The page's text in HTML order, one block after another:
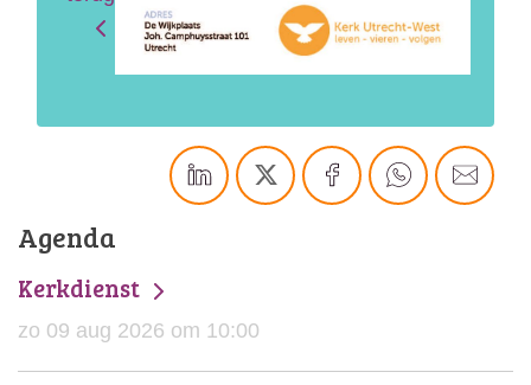
Agenda
Kerkdienst
zo 09 aug 2026 om 10:00